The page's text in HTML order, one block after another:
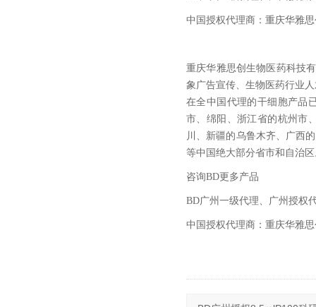
中国授权代理商：重庆华雅
重庆华雅思创生物医药科技
象广告宣传、生物医药行业
在全中国代理的干细胞产品
市、绵阳、浙江省的杭州市
川、新疆的乌鲁木齐、广西
等中国绝大部分省市和自治
咨询BD更多产品
BD广州一级代理、广州授权
中国授权代理商：重庆华雅